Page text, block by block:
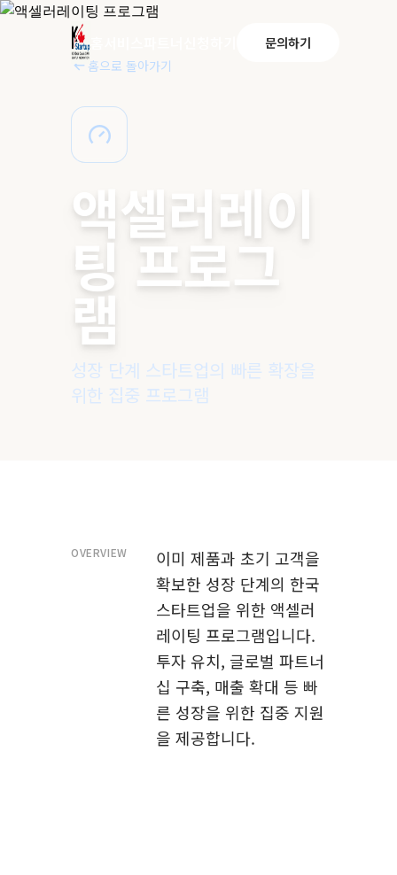
문의하기
홈으로 돌아가기
액셀러레이
팅 프로그
램
성장 단계 스타트업의 빠른 확장을
위한 집중 프로그램
OVERVIEW
이미 제품과 초기 고객을
확보한 성장 단계의 한국
스타트업을 위한 액셀러
레이팅 프로그램입니다.
투자 유치, 글로벌 파트너
십 구축, 매출 확대 등 빠
른 성장을 위한 집중 지원
을 제공합니다.